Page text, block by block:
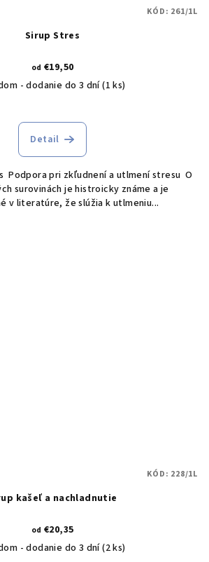
Sirup Stres
od €19,50
- dodanie do 3 dní(1 ks)
Detail
Podpora pri zkľudnení a utlmení stresu O
surovinách je histroicky známe a je
v literatúre, že slúžia k utlmeniu...
KÓD: 261/1L
kašeľ a nachladnutie
od €20,35
- dodanie do 3 dní(2 ks)
KÓD: 228/1L